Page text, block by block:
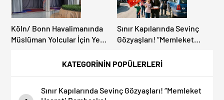
KATEGORİNİN POPÜLERLERİ
Sınır Kapılarında Sevinç Gözyaşları! “Memleket
Köln/ Bonn Havalimanında
Müslüman Yolcular İçin Yeni
Sınır Kapılarında Sevinç
Gözyaşları! “Memleket